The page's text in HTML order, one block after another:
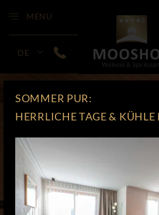
MENÜ
DE
SOMMER PUR:
HERRLICHE TAGE &